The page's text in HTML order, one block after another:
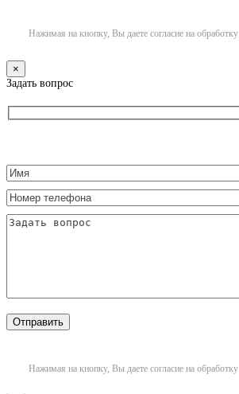
Нажимая на кнопку, Вы даете согласие на обработку
×
Задать вопрос
Нажимая на кнопку, Вы даете согласие на обработку